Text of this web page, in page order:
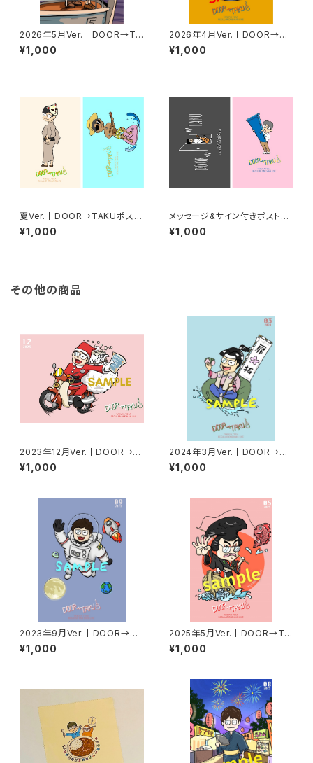
2026年5月Ver.丨DOOR→TA
KUポストカード
¥1,000
2026年4月Ver.丨DOOR→TA
KUポストカード
¥1,000
夏Ver.丨DOOR→TAKUポスト
カード【2枚セット】
¥1,000
メッセージ&サイン付きポストカ
ード【2枚セット】
¥1,000
その他の商品
2023年12月Ver.丨DOOR→T
AKUポストカード
¥1,000
2024年3月Ver.丨DOOR→TA
KUポストカード
¥1,000
2023年9月Ver.丨DOOR→TA
KUポストカード
¥1,000
2025年5月Ver.丨DOOR→TA
KUポストカード
¥1,000